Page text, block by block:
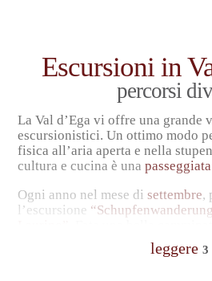
Escursioni in
percorsi
La Val d’Ega vi offre una grande
escursionistici. Un ottimo modo
fisica all’aria aperta e nella
cultura e cucina è una
Ogni anno nel mese disettembre,
l’escursione
locande partecipanti e gustatevi le
– inoltre potrete
leggere 3